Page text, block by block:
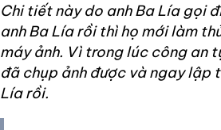
Chi tiết này do anh Ba Lía gọi
anh Ba Lía rồi thì họ mới làm
máy ảnh. Vì trong lúc công an
đã chụp ảnh được và ngay lập
Lía rồi.